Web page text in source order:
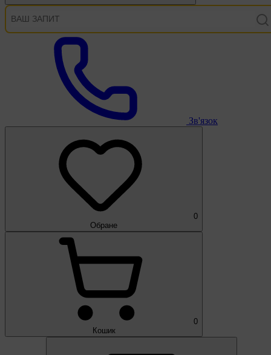
Зв'язок
0
Обране
0
Кошик